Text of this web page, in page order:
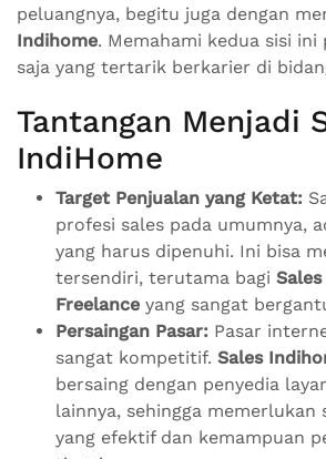
peluangnya, begitu juga dengan
Indihome. Memahami kedua sisi ini
saja yang tertarik berkarier di
Tantangan Menjadi
IndiHome
Target Penjualan yang Ketat:
profesi sales pada umumnya,
yang harus dipenuhi. Ini bisa
tersendiri, terutama bagi
Freelance yang sangat
Persaingan Pasar: Pasar
sangat kompetitif. Sales
bersaing dengan penyedia
lainnya, sehingga memerlukan
yang efektif dan kemampuan